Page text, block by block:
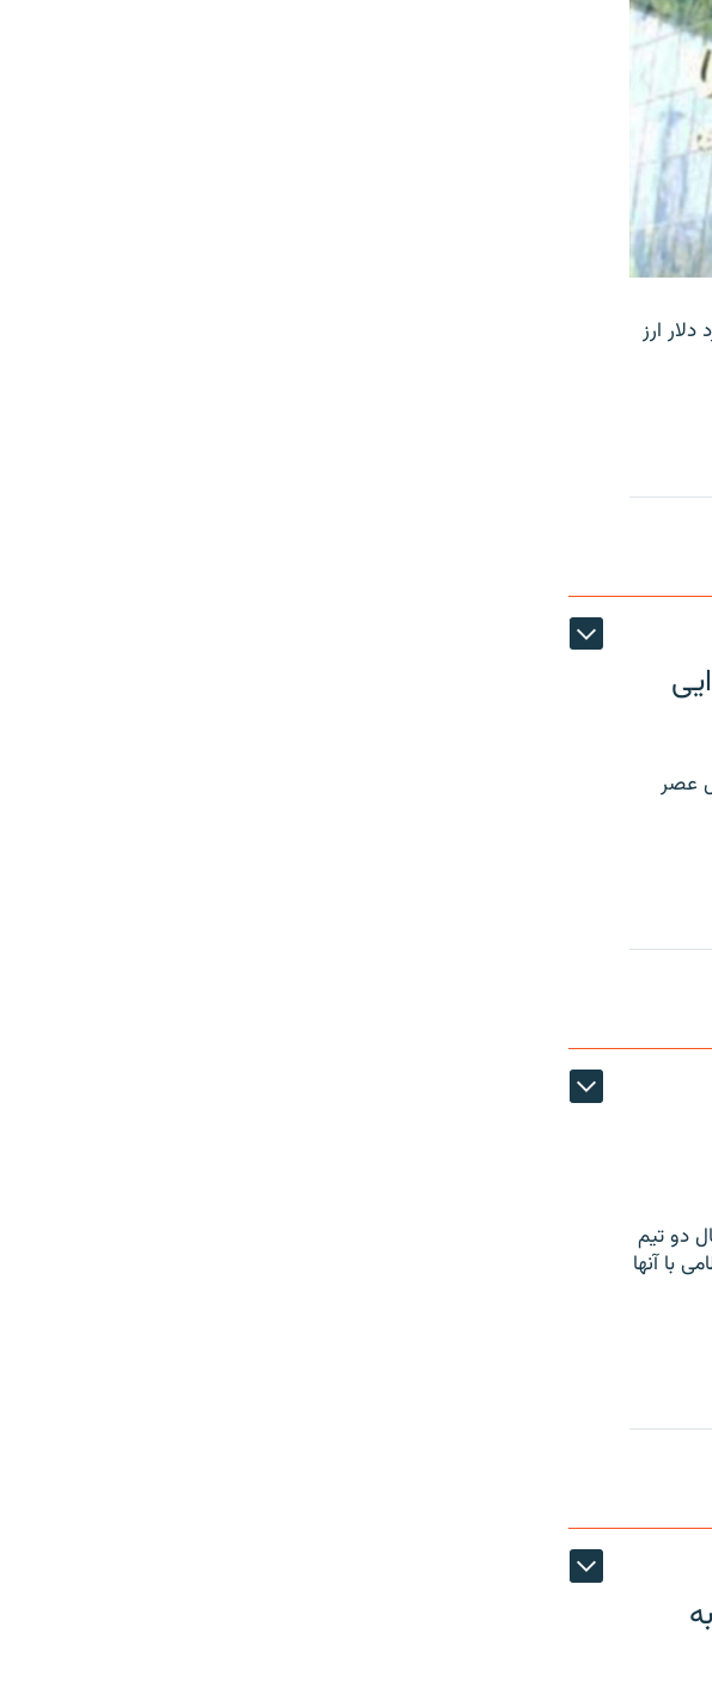
گفته‌های یک نماینده مجلس درباره گم شدن ۹ میلیارد دلار ارز
عصر
دو تیم
با آنها